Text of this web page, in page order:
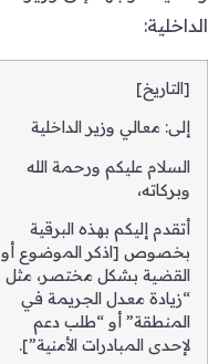
الداخلية:
[التاريخ]
إلى: معالي وزير الداخلية
السلام عليكم ورحمة الله
وبركاته،
أتقدم إليكم بهذه البرقية
بخصوص [اذكر الموضوع أو
القضية بشكل مختصر، مثل
“زيادة معدل الجريمة في
المنطقة” أو “طلب دعم
لإحدى المبادرات الأمنية”].